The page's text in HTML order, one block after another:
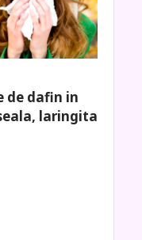
de dafin in
laringita